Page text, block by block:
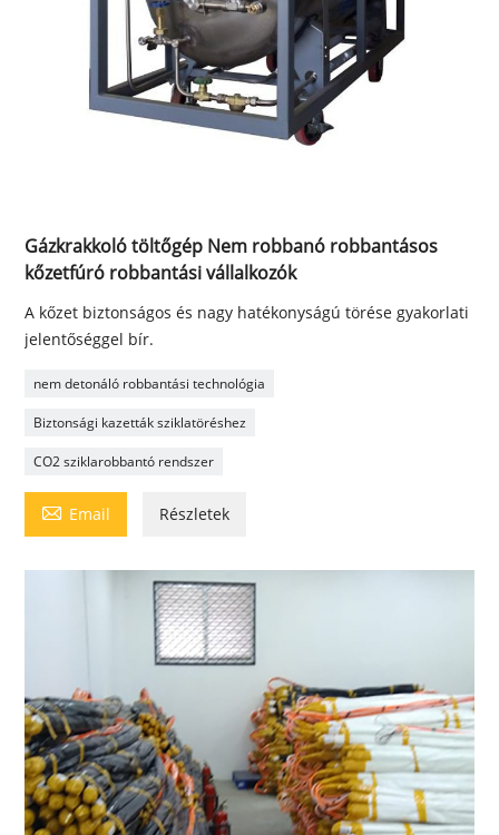
Gázkrakkoló töltőgép Nem robbanó robbantásos
kőzetfúró robbantási vállalkozók
A kőzet biztonságos és nagy hatékonyságú törése gyakorlati
jelentőséggel bír.
nem detonáló robbantási technológia
Biztonsági kazetták sziklatöréshez
CO2 sziklarobbantó rendszer
 Email Részletek